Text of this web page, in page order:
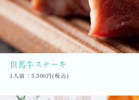
但馬牛ステーキ
1人前： 5,500円(税込)